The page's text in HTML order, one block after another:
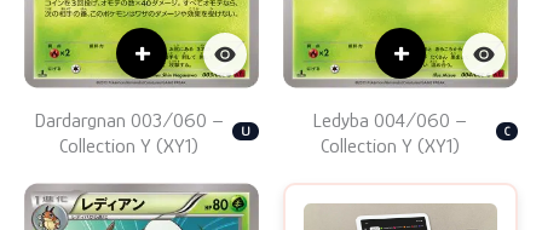
+
Dardargnan 003/060 –
Collection Y (XY1)
U
+
Ledyba 004/060 –
Collection Y (XY1)
C